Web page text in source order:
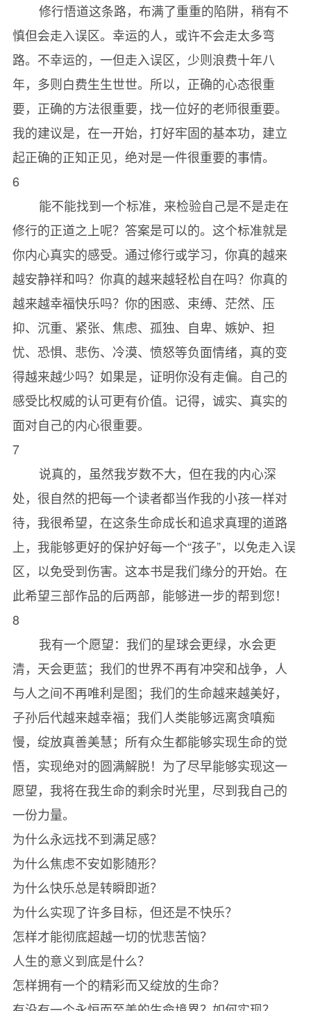
修行悟道这条路，布满了重重的陷阱，稍有不
慎但会走入误区。幸运的人，或许不会走太多弯
路。不幸运的，一但走入误区，少则浪费十年八
年，多则白费生生世世。所以，正确的心态很重
要，正确的方法很重要，找一位好的老师很重要。
我的建议是，在一开始，打好牢固的基本功，建立
起正确的正知正见，绝对是一件很重要的事情。
6
能不能找到一个标准，来检验自己是不是走在
修行的正道之上呢？答案是可以的。这个标准就是
你内心真实的感受。通过修行或学习，你真的越来
越安静祥和吗？你真的越来越轻松自在吗？你真的
越来越幸福快乐吗？你的困惑、束缚、茫然、压
抑、沉重、紧张、焦虑、孤独、自卑、嫉妒、担
忧、恐惧、悲伤、冷漠、愤怒等负面情绪，真的变
得越来越少吗？如果是，证明你没有走偏。自己的
感受比权威的认可更有价值。记得，诚实、真实的
面对自己的内心很重要。
7
说真的，虽然我岁数不大，但在我的内心深
处，很自然的把每一个读者都当作我的小孩一样对
待，我很希望，在这条生命成长和追求真理的道路
上，我能够更好的保护好每一个“孩子”，以免走入误
区，以免受到伤害。这本书是我们缘分的开始。在
此希望三部作品的后两部，能够进一步的帮到您！
8
我有一个愿望：我们的星球会更绿，水会更
清，天会更蓝；我们的世界不再有冲突和战争，人
与人之间不再唯利是图；我们的生命越来越美好，
子孙后代越来越幸福；我们人类能够远离贪嗔痴
慢，绽放真善美慧；所有众生都能够实现生命的觉
悟，实现绝对的圆满解脱！为了尽早能够实现这一
愿望，我将在我生命的剩余时光里，尽到我自己的
一份力量。
为什么永远找不到满足感？
为什么焦虑不安如影随形？
为什么快乐总是转瞬即逝？
为什么实现了许多目标，但还是不快乐？
怎样才能彻底超越一切的忧悲苦恼？
人生的意义到底是什么？
怎样拥有一个的精彩而又绽放的生命？